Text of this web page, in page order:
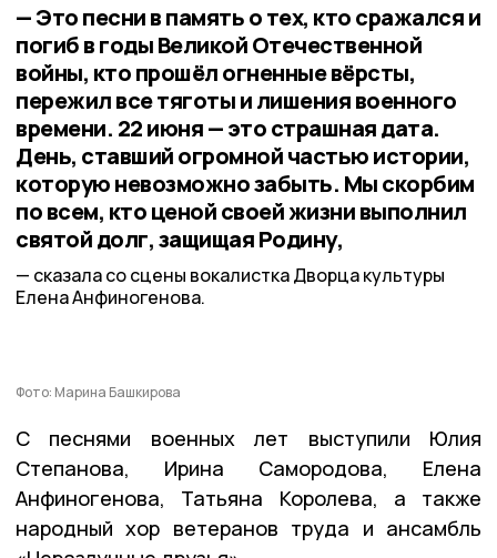
— Это песни в память о тех, кто сражался и
погиб в годы Великой Отечественной
войны, кто прошёл огненные вёрсты,
пережил все тяготы и лишения военного
времени. 22 июня — это страшная дата.
День, ставший огромной частью истории,
которую невозможно забыть. Мы скорбим
по всем, кто ценой своей жизни выполнил
святой долг, защищая Родину,
сказала со сцены вокалистка Дворца культуры
Елена Анфиногенова.
Фото: Марина Башкирова
С песнями военных лет выступили Юлия
Степанова, Ирина Самородова, Елена
Анфиногенова, Татьяна Королева, а также
народный хор ветеранов труда и ансамбль